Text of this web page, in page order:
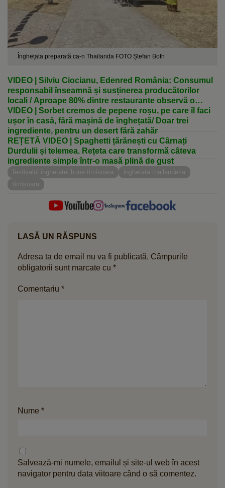
Înghețata preparată ca-n Thailanda FOTO Ștefan Both
VIDEO | Silviu Ciocianu, Edenred România: Consumul
responsabil înseamnă și susținerea producătorilor
locali / Aproape 80% dintre restaurante observă o
creștere a cererii pentru produse locale
VIDEO | Sorbet cremos de pepene roșu, pe care îl faci
ușor în casă, fără mașină de înghețată/ Doar trei
ingrediente, pentru un desert fără zahăr
REȚETĂ VIDEO | Spaghetti țărănești cu Cârnați
Durdulii și telemea. Rețeta care transformă câteva
ingrediente simple într-o masă plină de gust
festivalul inghetatei bune timisoara
inghetata thailandeza
timișoara
LASĂ UN RĂSPUNS
Adresa ta de email nu va fi publicată. Câmpurile
obligatorii sunt marcate cu *
Comentariu *
Nume *
Salvează-mi numele, emailul și site-ul web în acest
navigator pentru data viitoare când o să comentez.